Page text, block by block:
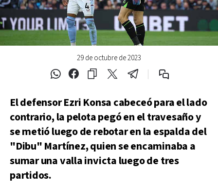
29 de octubre de 2023
El defensor Ezri Konsa cabeceó para el lado
contrario, la pelota pegó en el travesaño y
se metió luego de rebotar en la espalda del
"Dibu" Martínez, quien se encaminaba a
sumar una valla invicta luego de tres
partidos.